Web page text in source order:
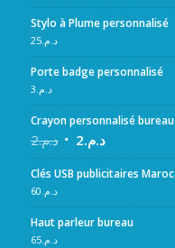
Stylo à Plume personnalisé
د.م.25
Porte badge personnalisé
د.م.3
Crayon personnalisé bureau
د.م.2 د.م.2
Clés USB publicitaires Maroc
د.م.60
Haut parleur bureau
د.م.65